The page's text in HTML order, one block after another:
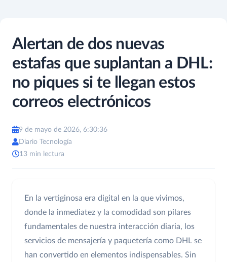
Alertan de dos nuevas
estafas que suplantan a DHL:
no piques si te llegan estos
correos electrónicos
9 de mayo de 2026, 6:30:36
Diario Tecnología
13 min lectura
En la vertiginosa era digital en la que vivimos,
donde la inmediatez y la comodidad son pilares
fundamentales de nuestra interacción diaria, los
servicios de mensajería y paquetería como DHL se
han convertido en elementos indispensables. Sin